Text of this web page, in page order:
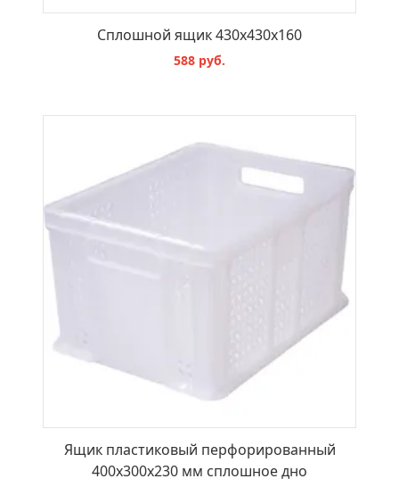
Сплошной ящик 430х430х160
588 руб.
В КОРЗИНУ
Ящик пластиковый перфорированный
400х300х230 мм сплошное дно